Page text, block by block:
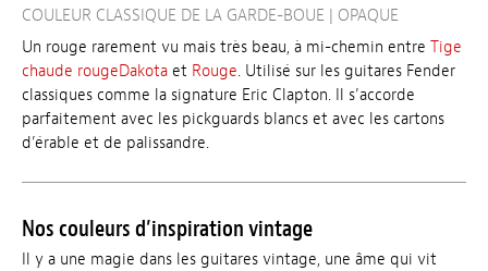
COULEUR CLASSIQUE DE LA GARDE-BOUE | OPAQUE
Un rouge rarement vu mais très beau, à mi-chemin entre Tige
chaude rougeDakota et Rouge. Utilisé sur les guitares Fender
classiques comme la signature Eric Clapton. Il s’accorde
parfaitement avec les pickguards blancs et avec les cartons
d’érable et de palissandre.
Nos couleurs d’inspiration vintage
Il y a une magie dans les guitares vintage, une âme qui vit